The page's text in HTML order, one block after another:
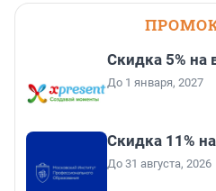
Скидка 5% на
До 1 января, 2027
Скидка 11%
До 31 августа, 2026